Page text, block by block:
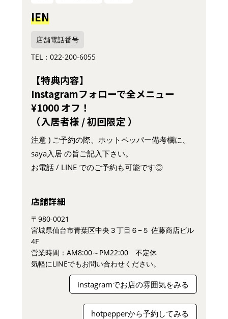
IEN
店舗電話番号
TEL：022-200-6055
【特典内容】
Instagramフォローで全メニュー
¥1000 オフ！
（入居者様 / 初回限定 ）
注意 ) ご予約の際、ホットペッパー備考欄に、
saya入居 の旨ご記入下さい。
お電話 / LINE でのご予約も可能です◎
店舗詳細
〒980-0021
宮城県仙台市青葉区中央３丁目６−５ 佐藤商店ビル
4F
営業時間：AM8:00～PM22:00 不定休
気軽にLINEでもお問い合わせください。
instagramでお店の雰囲気をみる
hotpepperから予約してみる